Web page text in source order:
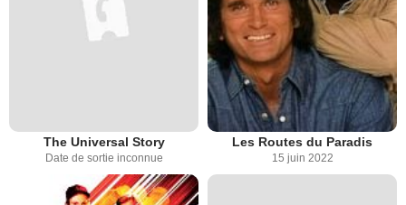
The Universal Story
Date de sortie inconnue
Les Routes du Paradis
15 juin 2022